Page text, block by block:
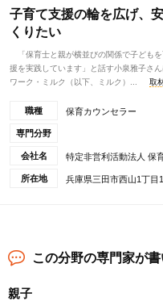
子育て支援の輪を広げ、
くりたい
「保育士と親が横並びの関係で子ども
援を実践しています」と話す小泉雅子さ
ワーク・ミルク（以下、ミルク）...
取
職種 保育カウンセラー
専門分野
会社名 特定非営利活動法人 保
所在地 兵庫県三田市西山1丁目
この分野の専門家が
親子